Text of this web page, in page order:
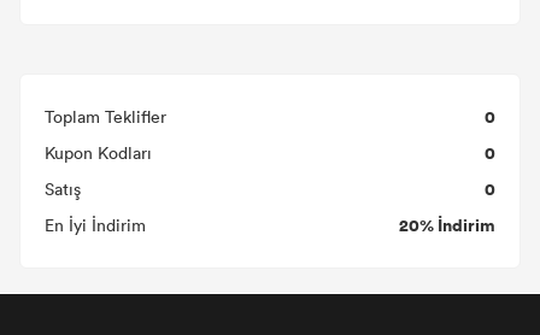
Toplam Teklifler 0
Kupon Kodları 0
Satış 0
En İyi İndirim 20% İndirim